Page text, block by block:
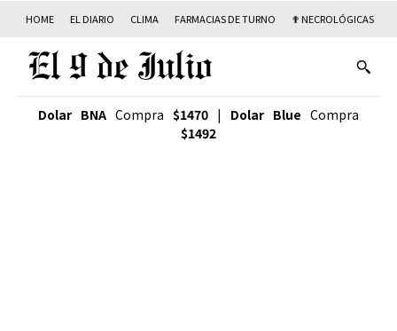
HOME EL DIARIO CLIMA FARMACIAS DE TURNO ✟ NECROLÓGICAS
Dolar BNA Compra $1470 | Dolar Blue Compra
$1492